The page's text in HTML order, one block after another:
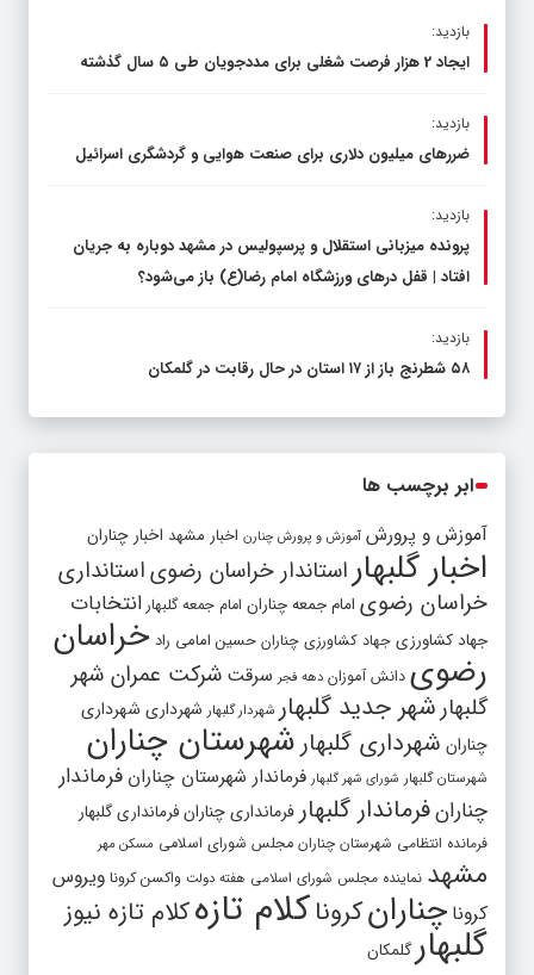
بازدید:
ایجاد 2 هزار فرصت شغلی برای مددجویان طی ۵ سال گذشته
بازدید:
ضررهای میلیون دلاری برای صنعت هوایی و گردشگری اسرائیل
بازدید:
پرونده میزبانی استقلال و پرسپولیس در مشهد دوباره به جریان
افتاد | قفل در‌های ورزشگاه امام رضا(ع) باز می‌شود؟
بازدید:
۵۸ شطرنج‌ باز از ۱۷ استان در حال رقابت در گلمکان
ابر برچسب ها
آموزش و پرورش آموزش و پرورش چنارن اخبار مشهد اخبار چناران
اخبار گلبهار استاندار خراسان رضویاستانداری
خراسان رضوی امام جمعه چناران امام جمعه گلبهار انتخابات
جهاد کشاورزی جهاد کشاورزی چناران حسین امامی راد خراسان
رضوی دانش آموزان دهه فجر سرقت شرکت عمران شهر
گلبهارشهر جدید گلبهار شهردار گلبهار شهرداری شهرداری
چناران شهرداری گلبهارشهرستان چناران
شهرستان گلبهار شورای شهر گلبهار فرماندار شهرستان چناران فرماندار
چنارانفرماندار گلبهار فرمانداری چنارانفرمانداری گلبهار
فرمانده انتظامی شهرستان چناران مجلس شورای اسلامی مسکن مهر
مشهد نماینده مجلس شورای اسلامی هفته دولت واکسن کرونا ویروس
کرونا چنارانکروناکلام تازهکلام تازه نیوز
گلبهارگلمکان